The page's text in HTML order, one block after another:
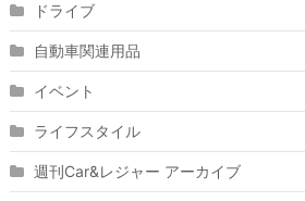
ドライブ
自動車関連用品
イベント
ライフスタイル
週刊Car&レジャー アーカイブ